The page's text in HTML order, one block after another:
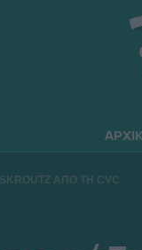
ΑΠΟ ΤΗ CVC